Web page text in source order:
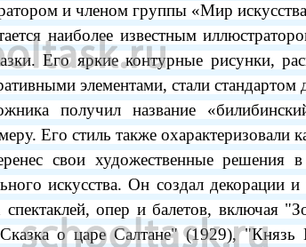
и членом группы «Мир
наиболее известным
Его яркие контурные рисунки,
элементами, стали стандартом
получил название
Его стиль также охарактеризовали
свои художественные решения
искусства. Он создал декорации
спектаклей, опер и балетов, включая
о царе Салтане" (1929),